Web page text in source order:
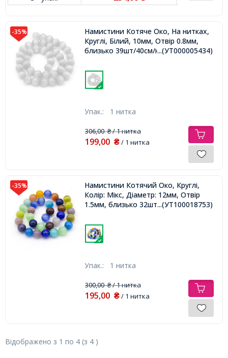
-35%
Намистини Котяче Око, На нитках,
Круглі, Білий, 10мм, Отвір 0.8мм,
близько 39шт/40см/нитка,...(УТ000005434)
Упак.: 1 нитка
306,00₴/ 1 нитка
199,00 ₴/ 1 нитка
-35%
Намистини Котячий Око, Круглі,
Колір: Мікс, Діаметр: 12мм, Отвір
1.5мм, близько 32шт / 38см / нитка,
...(УТ100018753)
Упак.: 1 нитка
300,00₴/ 1 нитка
195,00 ₴/ 1 нитка
Відображено з 1 по 4 (з 4 )